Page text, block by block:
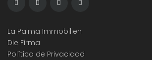
La Palma Immobilien
Die Firma
Política de Privacidad